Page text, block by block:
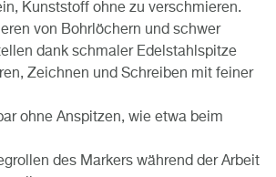
Kunststoff ohne zu verschmieren.
von Bohrlöchern und schwer
dank schmaler Edelstahlspitze
Zeichnen und Schreiben mit feiner
ohne Anspitzen, wie etwa beim
des Markers während der Arbeit